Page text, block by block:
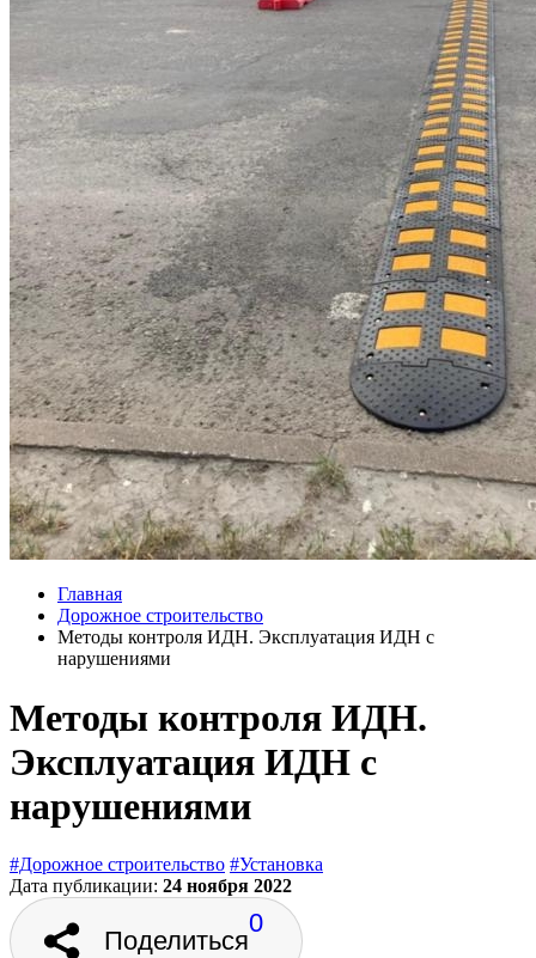
Главная
Дорожное строительство
Методы контроля ИДН. Эксплуатация ИДН с
нарушениями
Методы контроля ИДН.
Эксплуатация ИДН с
нарушениями
#Дорожное строительство #Установка
Дата публикации: 24 ноября 2022
Поделиться
0